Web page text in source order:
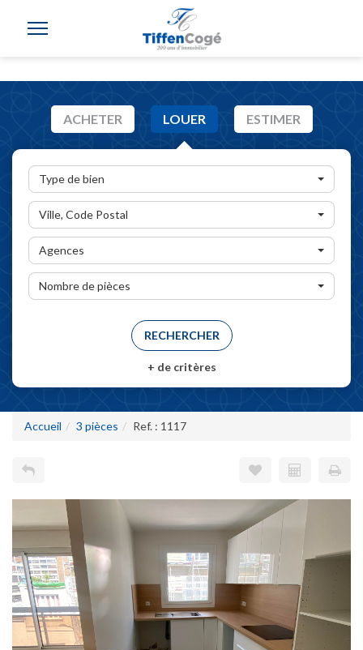
ACHETER LOUER ESTIMER
Type de bien
Ville, Code Postal
Agences
Nombre de pièces
+ de critères
Accueil 3 pièces Ref. : 1117